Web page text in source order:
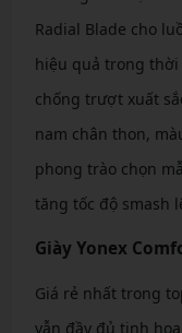
Radial Blade cho
hiệu quả trong
chống trượt xuất
nam chân thon,
phong trào chọn
tăng tốc độ smash
Giày Yonex
Giá rẻ nhất trong
vẫn đầy đủ tinh